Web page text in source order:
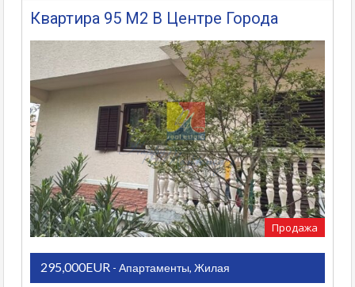
Квартира 95 М2 В Центре Города
Продажа
295,000EUR - Апартаменты, Жилая